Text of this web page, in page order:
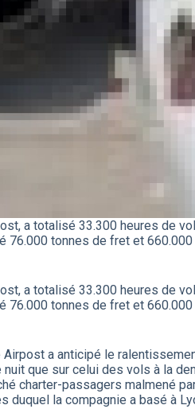
a totalisé 33.300 heures de
76.000 tonnes de fret et
a totalisé 33.300 heures de
76.000 tonnes de fret et
Airpost a anticipé le
que sur celui des vols à la
charter-passagers malmené
duquel la compagnie a basé à